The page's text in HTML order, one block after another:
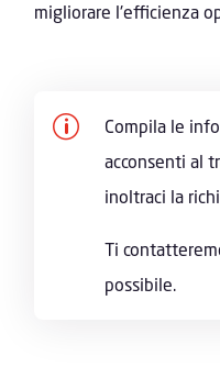
migliorare l'efficienza
p
Compila le
acconsenti al
inoltraci la
Ti
possibile.